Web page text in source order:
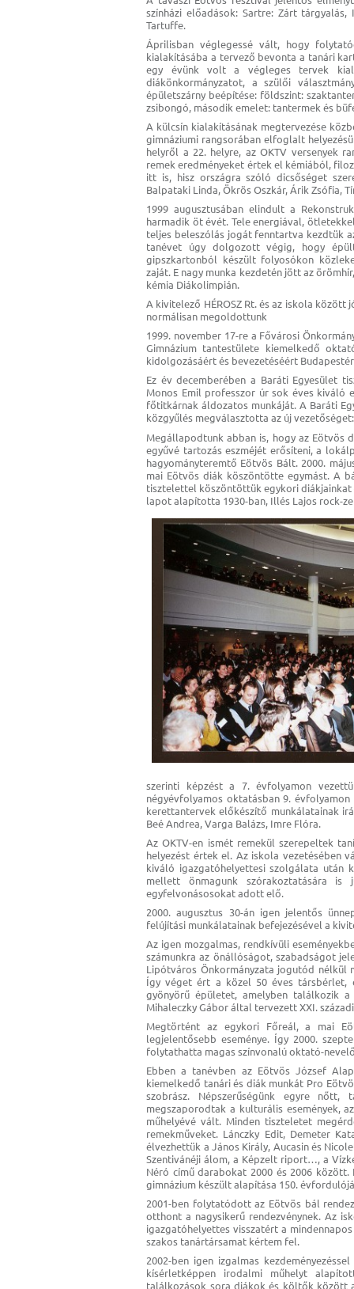
színházi előadások: Sartre: Zárt
Tartuffe.
Áprilisban véglegessé vált, hogy
kialakításába a tervező bevonta a tanári
egy évünk volt a végleges tervek
diákönkormányzatot, a szülői
épületszárny beépítése: földszint:
zsibongó, második emelet: tantermek és
A külcsín kialakításának megtervezése
gimnáziumi rangsorában elfoglalt
helyről a 22. helyre, az OKTV versenyek
remek eredményeket értek el kémiából,
itt is, hisz országra szóló dicsőséget
Balpataki Linda, Ökrös Oszkár, Árik Zsófia,
1999 augusztusában elindult a
harmadik öt évét. Tele energiával,
teljes beleszólás jogát fenntartva kezdtük
tanévet úgy dolgozott végig, hogy
gipszkartonból készült folyosókon
zaját. E nagy munka kezdetén jött az
kémia Diákolimpián.
A kivitelező HÉROSZ Rt. és az iskola
normálisan megoldottunk
1999. november 17-re a Fővárosi
Gimnázium tantestülete kiemelkedő
kidolgozásáért és bevezetéséért
Ez év decemberében a Baráti Egyesület
Monos Emil professzor úr sok éves kiváló
főtitkárnak áldozatos munkáját. A Baráti
közgyűlés megválasztotta az új
Megállapodtunk abban is, hogy az Eötvös
egyűvé tartozás eszméjét erősíteni, a
hagyományteremtő Eötvös Bált. 2000.
mai Eötvös diák köszöntötte egymást. A
tisztelettel köszöntöttük egykori diákjainkat
lapot alapította 1930-ban, Illés Lajos rock-
szerinti képzést a 7. évfolyamon
négyévfolyamos oktatásban 9.
kerettantervek előkészítő munkálatainak
Beé Andrea, Varga Balázs, Imre Flóra.
Az OKTV-en ismét remekül szerepeltek
helyezést értek el. Az iskola vezetésében
kiváló igazgatóhelyettesi szolgálata után
mellett önmagunk szórakoztatására
egyfelvonásosokat adott elő.
2000. augusztus 30-án igen jelentős
felújítási munkálatainak befejezésével a
Az igen mozgalmas, rendkívüli
számunkra az önállóságot, szabadságot
Lipótváros Önkormányzata jogutód nélkül
Így véget ért a közel 50 éves társbérlet,
gyönyörű épületet, amelyben találkozik
Mihaleczky Gábor által tervezett XXI.
Megtörtént az egykori Főreál, a mai
legjelentősebb eseménye. Így 2000.
folytathatta magas színvonalú oktató-
Ebben a tanévben az Eötvös József
kiemelkedő tanári és diák munkát Pro
szobrász. Népszerűségünk egyre nőtt,
megszaporodtak a kulturális események,
műhelyévé vált. Minden tiszteletet
remekműveket. Lánczky Edit, Demeter
élvezhettük a János Király, Aucasin és
Szentivánéji álom, a Képzelt riport…, a
Néró című darabokat 2000 és 2006
gimnázium készült alapítása 150.
2001-ben folytatódott az Eötvös bál
otthont a nagysikerű rendezvénynek. Az
igazgatóhelyettes visszatért a
szakos tanártársamat kértem fel.
2002-ben igen izgalmas
kísérletképpen irodalmi műhelyt
találkozások sora diákok és költők között